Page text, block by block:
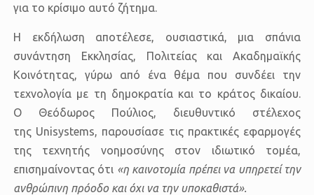
για το κρίσιμο αυτό ζήτημα.
Η εκδήλωση αποτέλεσε, ουσιαστικά, μια σπάνια
συνάντηση Εκκλησίας, Πολιτείας και Ακαδημαϊκής
Κοινότητας, γύρω από ένα θέμα που συνδέει την
τεχνολογία με τη δημοκρατία και το κράτος δικαίου.
Ο Θεόδωρος Πούλιος, διευθυντικό στέλεχος
της Unisystems, παρουσίασε τις πρακτικές εφαρμογές
της τεχνητής νοημοσύνης στον ιδιωτικό τομέα,
επισημαίνοντας ότι «η καινοτομία πρέπει να υπηρετεί την
ανθρώπινη πρόοδο και όχι να την υποκαθιστά».